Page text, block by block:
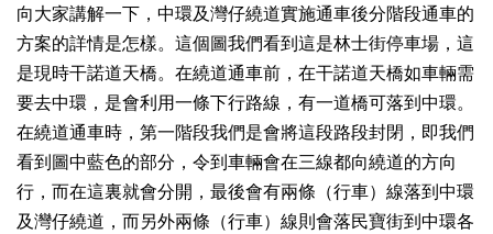
向大家講解一下，中環及灣仔繞道實施通車後分階段通車的
方案的詳情是怎樣。這個圖我們看到這是林士街停車場，這
是現時干諾道天橋。在繞道通車前，在干諾道天橋如車輛需
要去中環，是會利用一條下行路線，有一道橋可落到中環。
在繞道通車時，第一階段我們是會將這段路段封閉，即我們
看到圖中藍色的部分，令到車輛會在三線都向繞道的方向
行，而在這裏就會分開，最後會有兩條（行車）線落到中環
及灣仔繞道，而另外兩條（行車）線則會落民寶街到中環各